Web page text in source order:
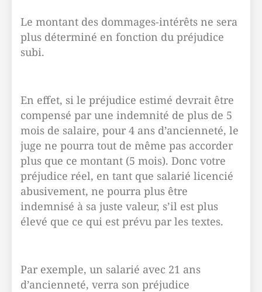
Le montant des dommages-intérêts ne sera
plus déterminé en fonction du préjudice
subi.
En effet, si le préjudice estimé devrait être
compensé par une indemnité de plus de 5
mois de salaire, pour 4 ans d’ancienneté, le
juge ne pourra tout de même pas accorder
plus que ce montant (5 mois). Donc votre
préjudice réel, en tant que salarié licencié
abusivement, ne pourra plus être
indemnisé à sa juste valeur, s’il est plus
élevé que ce qui est prévu par les textes.
Par exemple, un salarié avec 21 ans
d’ancienneté, verra son préjudice